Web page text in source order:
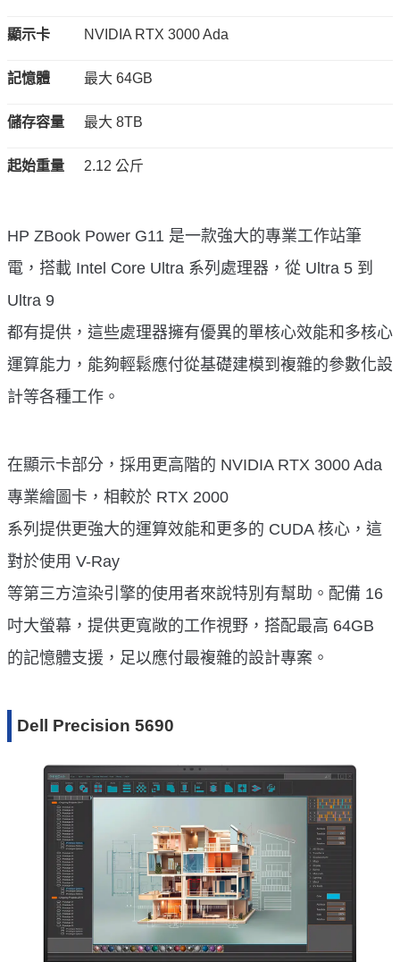
顯示卡 NVIDIA RTX 3000 Ada
記憶體 最大 64GB
儲存容量 最大 8TB
起始重量 2.12 公斤
HP ZBook Power G11 是一款強大的專業工作站筆
電，搭載 Intel Core Ultra 系列處理器，從 Ultra 5 到
Ultra 9
都有提供，這些處理器擁有優異的單核心效能和多核心
運算能力，能夠輕鬆應付從基礎建模到複雜的參數化設
計等各種工作。
在顯示卡部分，採用更高階的 NVIDIA RTX 3000 Ada
專業繪圖卡，相較於 RTX 2000
系列提供更強大的運算效能和更多的 CUDA 核心，這
對於使用 V-Ray
等第三方渲染引擎的使用者來說特別有幫助。配備 16
吋大螢幕，提供更寬敞的工作視野，搭配最高 64GB
的記憶體支援，足以應付最複雜的設計專案。
Dell Precision 5690